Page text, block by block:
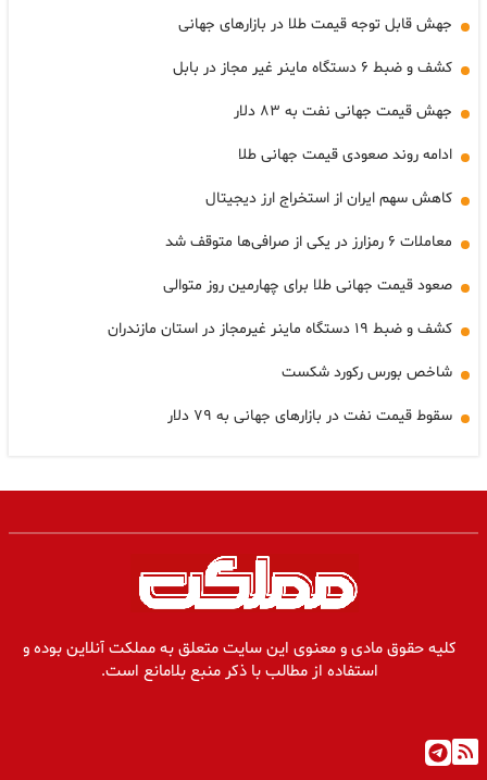
جهش قابل توجه قیمت طلا در بازارهای جهانی
کشف و ضبط ۶ دستگاه ماینر غیر مجاز در بابل
جهش قیمت جهانی نفت به ۸۳ دلار
ادامه روند صعودی قیمت جهانی طلا
کاهش سهم ایران از استخراج ارز دیجیتال
معاملات ۶ رمزارز در یکی از صرافی‌ها متوقف شد
صعود قیمت جهانی طلا برای چهارمین روز متوالی
کشف و ضبط ۱۹ دستگاه ماینر غیرمجاز در استان مازندران
شاخص بورس رکورد شکست
سقوط قیمت نفت در بازارهای جهانی به ۷۹ دلار
کلیه حقوق مادی و معنوی این سایت متعلق به مملکت آنلاین بوده و
استفاده از مطالب با ذکر منبع بلامانع است.